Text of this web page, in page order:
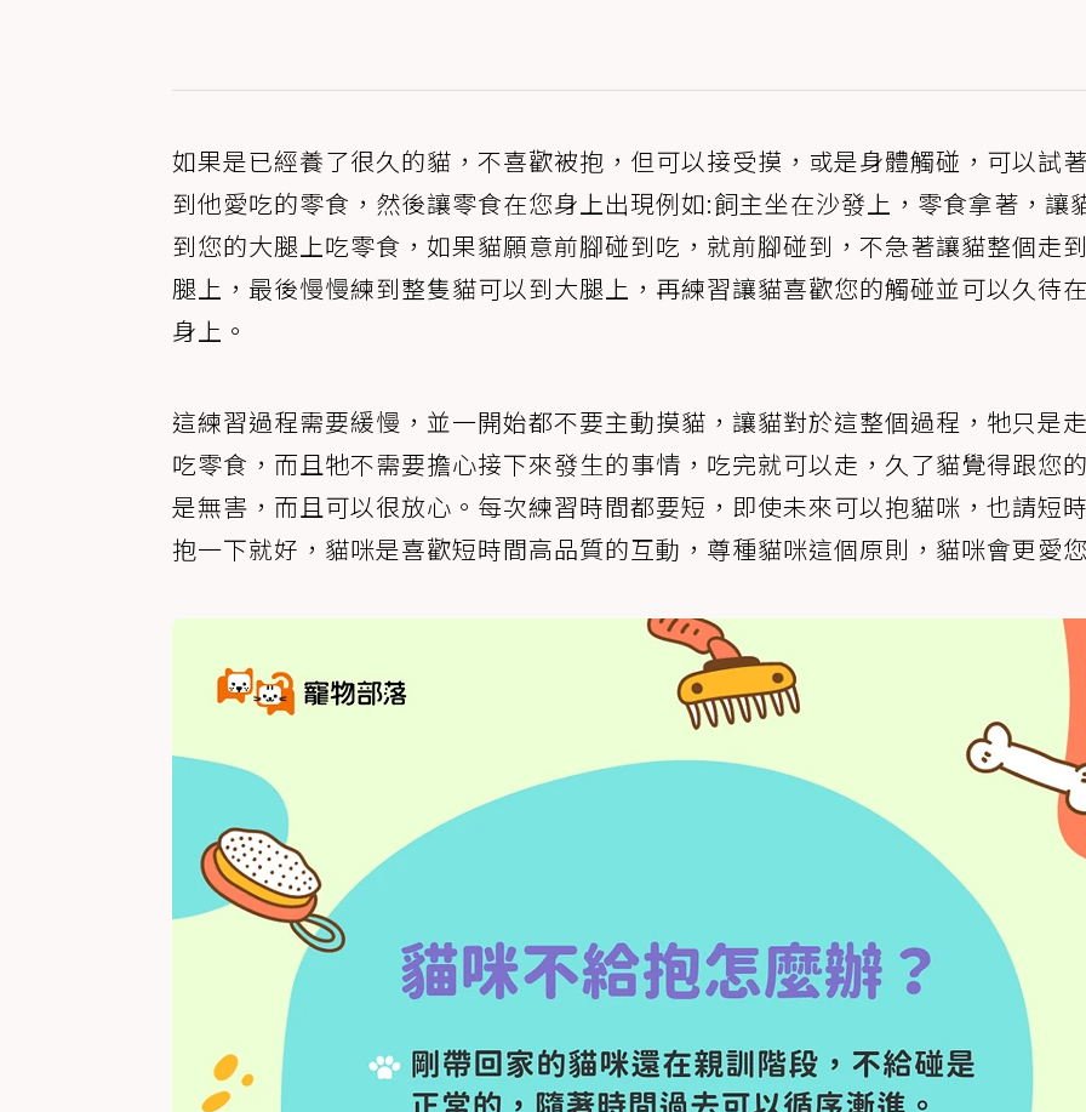
如果是已經養了很久的貓，不喜歡被抱，但可以接受摸，或是身體觸碰，可以試
到他愛吃的零食，然後讓零食在您身上出現例如:飼主坐在沙發上，零食拿著，讓
到您的大腿上吃零食，如果貓願意前腳碰到吃，就前腳碰到，不急著讓貓整個走
腿上，最後慢慢練到整隻貓可以到大腿上，再練習讓貓喜歡您的觸碰並可以久待
身上。
這練習過程需要緩慢，並一開始都不要主動摸貓，讓貓對於這整個過程，牠只是
吃零食，而且牠不需要擔心接下來發生的事情，吃完就可以走，久了貓覺得跟您
是無害，而且可以很放心。每次練習時間都要短，即使未來可以抱貓咪，也請短
抱一下就好，貓咪是喜歡短時間高品質的互動，尊種貓咪這個原則，貓咪會更愛